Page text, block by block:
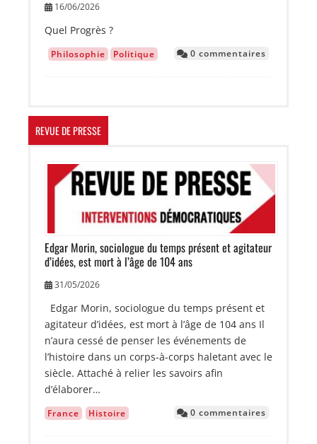
16/06/2026
Quel Progrès ?
Philosophie Politique 0 commentaires
REVUE DE PRESSE
Image
Edgar Morin, sociologue du temps présent et agitateur
d’idées, est mort à l’âge de 104 ans
31/05/2026
Edgar Morin, sociologue du temps présent et
agitateur d’idées, est mort à l’âge de 104 ans Il
n’aura cessé de penser les événements de
l’histoire dans un corps-à-corps haletant avec le
siècle. Attaché à relier les savoirs afin
d’élaborer…
France Histoire 0 commentaires